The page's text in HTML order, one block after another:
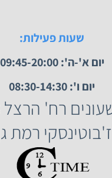
שעות פעילות:
יום א'-ה': 09:45-20:00
יום ו': 08:30-14:30
ז'בוטינסקי רמת